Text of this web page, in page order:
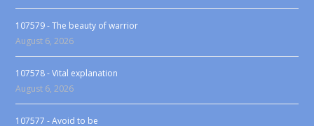
107579 - The beauty of warrior
August 6, 2026
107578 - Vital explanation
August 6, 2026
107577 - Avoid to be